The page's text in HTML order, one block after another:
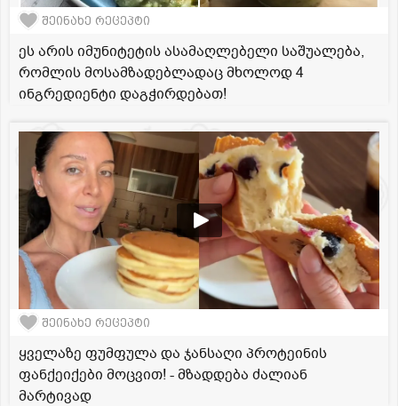
შეინახე რეცეპტი
ეს არის იმუნიტეტის ასამაღლებელი საშუალება,
რომლის მოსამზადებლადაც მხოლოდ 4
ინგრედიენტი დაგჭირდებათ!
შეინახე რეცეპტი
ყველაზე ფუმფულა და ჯანსაღი პროტეინის
ფანქეიქები მოცვით! - მზადდება ძალიან
მარტივად